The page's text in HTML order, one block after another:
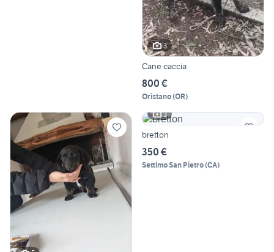
3
Cane caccia
800 €
Oristano(OR)
3
bretton
350 €
Settimo San Pietro(CA)